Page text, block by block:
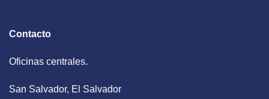
Contacto
Oficinas centrales.
San Salvador, El Salvador